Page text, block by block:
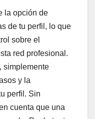
la opción de
de tu perfil, lo que
sobre el
red profesional.
simplemente
y la
perfil. Sin
cuenta que una